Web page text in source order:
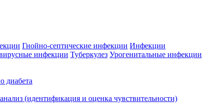
Гнойно-септические инфекции Инфекции
инфекции Туберкулез Урогенитальные инфекции
диабета
(идентификация и оценка чувствительности)